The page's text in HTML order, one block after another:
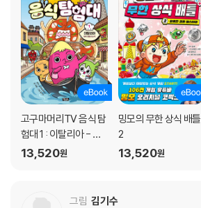
고구마머리TV 음식 탐
험대 1 : 이탈리아 - 피
자 괴물의 습격!
13,520원
밍모의 무한 상식 배틀
2
13,520원
그림 김기수